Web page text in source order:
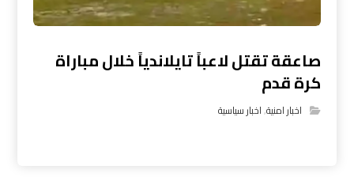
صاعقة تقتل لاعباً تايلاندياً خلال مباراة
كرة قدم
اخبار امنية,اخبار سياسية